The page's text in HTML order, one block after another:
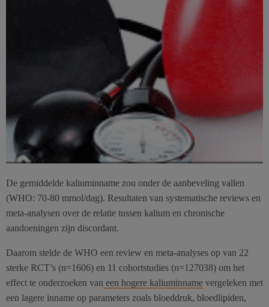
De gemiddelde kaliuminname zou onder de aanbeveling vallen
(WHO: 70-80 mmol/dag). Resultaten van systematische reviews en
meta-analysen over de relatie tussen kalium en chronische
aandoeningen zijn discordant.
Daarom stelde de WHO een review en meta-analyses op van 22
sterke RCT’s (n=1606) en 11 cohortstudies (n=127038) om het
effect te onderzoeken van een hogere kaliuminname vergeleken met
een lagere inname op parameters zoals bloeddruk, bloedlipiden,